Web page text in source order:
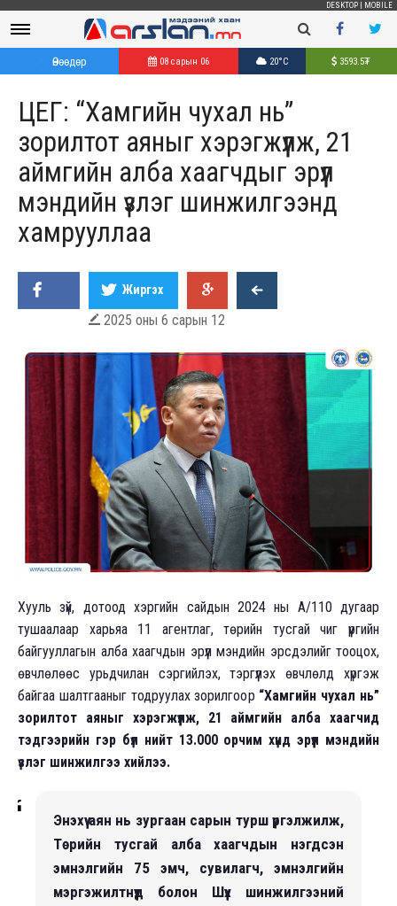
DESKTOP MOBILE
Өнөөдөр 08 сарын 06 20°C 3593.5₮
ЦЕГ: “Хамгийн чухал нь”
зорилтот аяныг хэрэгжүүлж, 21
аймгийн алба хаагчдыг эрүүл
мэндийн үзлэг шинжилгээнд
хамрууллаа
Жиргэх
 2025 оны 6 сарын 12
Хууль зүй, дотоод хэргийн сайдын 2024 ны А/110 дугаар
тушаалаар харьяа 11 агентлаг, төрийн тусгай чиг үүргийн
байгууллагын алба хаагчдын эрүүл мэндийн эрсдэлийг тооцох,
өвчлөлөөс урьдчилан сэргийлэх, тэргүүлэх өвчлөлд хүргэж
байгаа шалтгааныг тодруулах зорилгоор “Хамгийн чухал нь”
зорилтот аяныг хэрэгжүүлж, 21 аймгийн алба хаагчид
тэдгээрийн гэр бүл нийт 13.000 орчим хүнд эрүүл мэндийн
үзлэг шинжилгээ хийлээ.
Энэхүү аян нь зургаан сарын турш үргэлжилж,
Төрийн тусгай алба хаагчдын нэгдсэн
эмнэлгийн 75 эмч, сувилагч, эмнэлгийн
мэргэжилтнүүд болон Шүүх шинжилгээний